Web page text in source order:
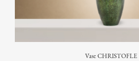
Vase CHRISTOFLE